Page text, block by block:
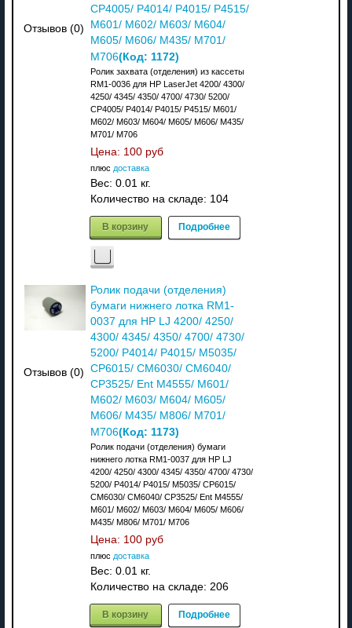
Отзывов (0)
CP4005/ P4014/ P4015/ P4515/
M601/ M602/ M603/ M604/
M605/ M606/ M435/ M701/
M706(Код: 1172)
Ролик захвата (отделения) из кассеты
RM1-0036 для HP LaserJet 4200/ 4300/
4250/ 4345/ 4350/ 4700/ 4730/ 5200/
CP4005/ P4014/ P4015/ P4515/ M601/
M602/ M603/ M604/ M605/ M606/ M435/
M701/ M706
Цена: 100 руб
плюс доставка
Вес: 0.01 кг.
Количество на складе: 104
В корзину Подробнее
Отзывов (0)
Ролик подачи (отделения)
бумаги нижнего лотка RM1-
0037 для HP LJ 4200/ 4250/
4300/ 4345/ 4350/ 4700/ 4730/
5200/ P4014/ P4015/ M5035/
CP6015/ CM6030/ CM6040/
CP3525/ Ent M4555/ M601/
M602/ M603/ M604/ M605/
M606/ M435/ M806/ M701/
M706(Код: 1173)
Ролик подачи (отделения) бумаги
нижнего лотка RM1-0037 для HP LJ
4200/ 4250/ 4300/ 4345/ 4350/ 4700/ 4730/
5200/ P4014/ P4015/ M5035/ CP6015/
CM6030/ CM6040/ CP3525/ Ent M4555/
M601/ M602/ M603/ M604/ M605/ M606/
M435/ M806/ M701/ M706
Цена: 100 руб
плюс доставка
Вес: 0.01 кг.
Количество на складе: 206
В корзину Подробнее